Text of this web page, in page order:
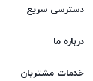
دسترسی سریع
درباره ما
خدمات مشتریان